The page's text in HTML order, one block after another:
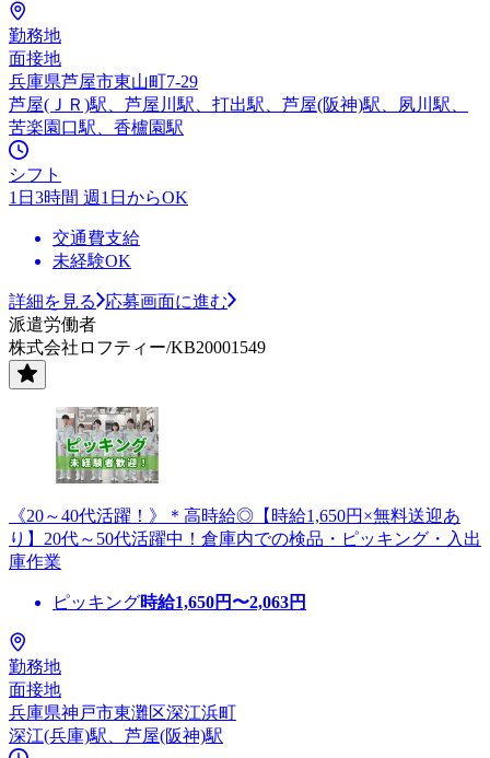
勤務地
面接地
兵庫県芦屋市東山町7-29
芦屋(ＪＲ)駅、芦屋川駅、打出駅、芦屋(阪神)駅、夙川駅、
苦楽園口駅、香櫨園駅
シフト
1日3時間 週1日からOK
交通費支給
未経験OK
詳細を見る
応募画面に進む
派遣労働者
株式会社ロフティー/KB20001549
《20～40代活躍！》＊高時給◎【時給1,650円×無料送迎あ
り】20代～50代活躍中！倉庫内での検品・ピッキング・入出
庫作業
ピッキング時給1,650円〜2,063円
勤務地
面接地
兵庫県神戸市東灘区深江浜町
深江(兵庫)駅、芦屋(阪神)駅